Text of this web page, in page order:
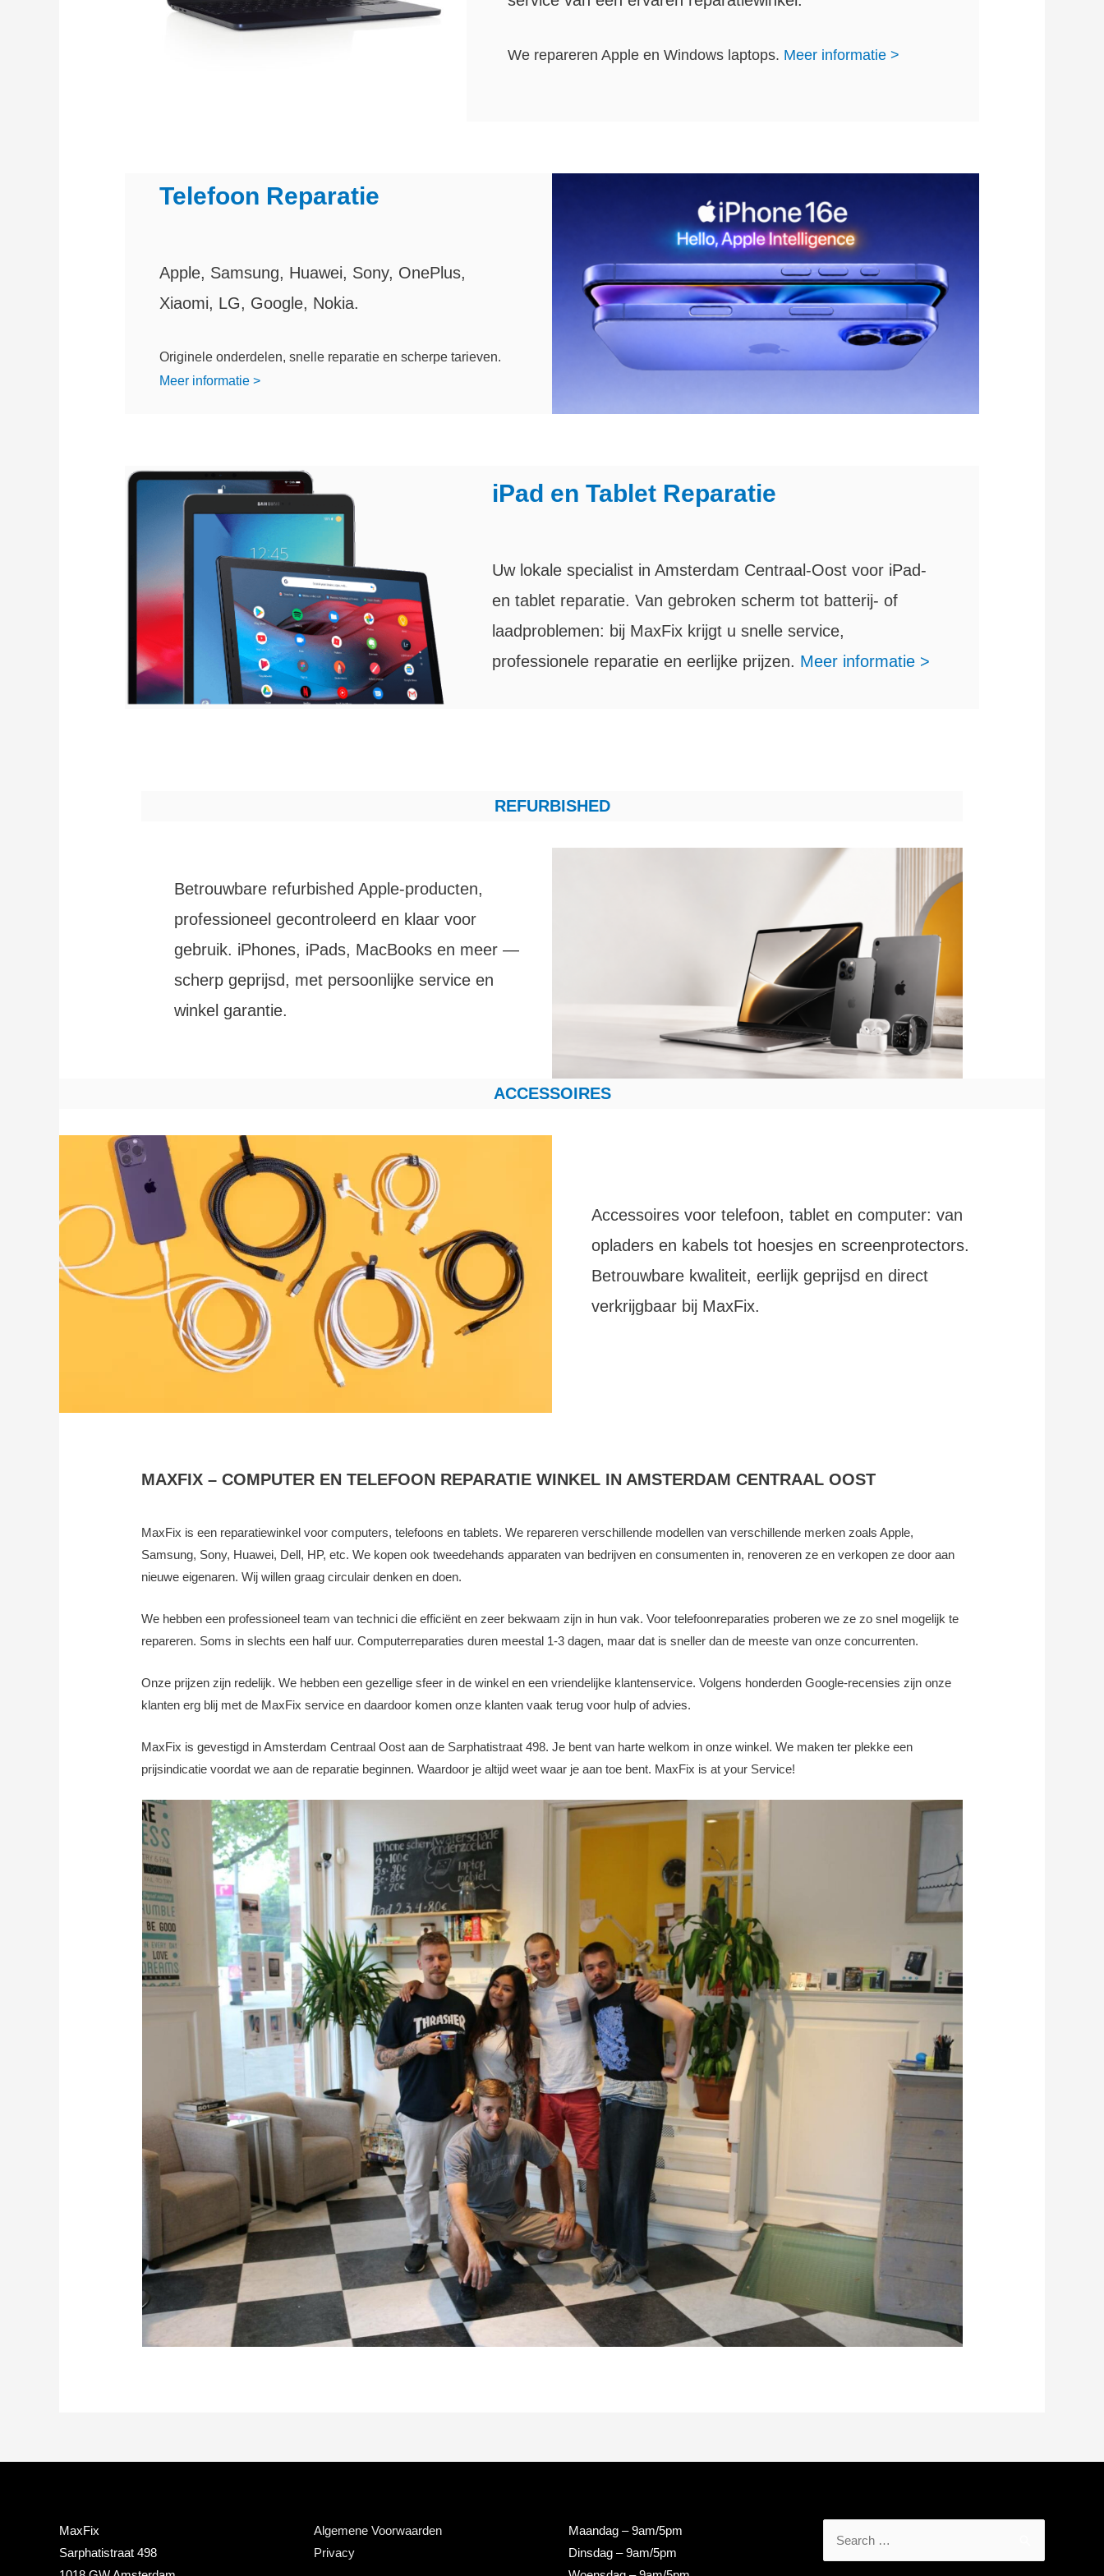
We repareren Apple en Windows laptops. Meer informatie >
Telefoon Reparatie
Apple, Samsung, Huawei, Sony, OnePlus,
Xiaomi, LG, Google, Nokia.
Originele onderdelen, snelle reparatie en scherpe tarieven.
Meer informatie >
iPad en Tablet Reparatie
Uw lokale specialist in Amsterdam Centraal-Oost voor iPad-
en tablet reparatie. Van gebroken scherm tot batterij- of
laadproblemen: bij MaxFix krijgt u snelle service,
professionele reparatie en eerlijke prijzen. Meer informatie >
REFURBISHED
Betrouwbare refurbished Apple-producten,
professioneel gecontroleerd en klaar voor
gebruik. iPhones, iPads, MacBooks en meer —
scherp geprijsd, met persoonlijke service en
winkel garantie.
ACCESSOIRES
Accessoires voor telefoon, tablet en computer: van
opladers en kabels tot hoesjes en screenprotectors.
Betrouwbare kwaliteit, eerlijk geprijsd en direct
verkrijgbaar bij MaxFix.
MAXFIX – COMPUTER EN TELEFOON REPARATIE WINKEL IN AMSTERDAM CENTRAAL OOST
MaxFix is een reparatiewinkel voor computers, telefoons en tablets. We repareren verschillende modellen van verschillende merken zoals Apple,
Samsung, Sony, Huawei, Dell, HP, etc. We kopen ook tweedehands apparaten van bedrijven en consumenten in, renoveren ze en verkopen ze door aan
nieuwe eigenaren. Wij willen graag circulair denken en doen.
We hebben een professioneel team van technici die efficiënt en zeer bekwaam zijn in hun vak. Voor telefoonreparaties proberen we ze zo snel mogelijk te
repareren. Soms in slechts een half uur. Computerreparaties duren meestal 1-3 dagen, maar dat is sneller dan de meeste van onze concurrenten.
Onze prijzen zijn redelijk. We hebben een gezellige sfeer in de winkel en een vriendelijke klantenservice. Volgens honderden Google-recensies zijn onze
klanten erg blij met de MaxFix service en daardoor komen onze klanten vaak terug voor hulp of advies.
MaxFix is gevestigd in Amsterdam Centraal Oost aan de Sarphatistraat 498. Je bent van harte welkom in onze winkel. We maken ter plekke een
prijsindicatie voordat we aan de reparatie beginnen. Waardoor je altijd weet waar je aan toe bent. MaxFix is at your Service!
MaxFix
Sarphatistraat 498
Algemene Voorwaarden
Privacy
Maandag – 9am/5pm
Dinsdag – 9am/5pm